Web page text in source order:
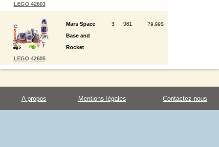
LEGO 42603
LEGO 42605
Mars Space
Base and
Rocket
3 981 79.99$
A propos Mentions légales Contactez-nous